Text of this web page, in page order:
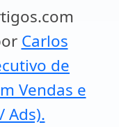
Carlos
de
Vendas e
Ads).